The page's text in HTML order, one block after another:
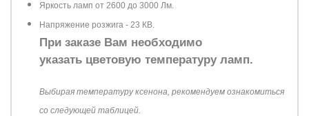
Яркость ламп от 2600 до 3000 Лм.
Напряжение розжига - 23 КВ.
При заказе Вам необходимо
указать цветовую температуру ламп.
Выбирая температуру ксенона, рекомендуем ознакомиться
со следующей таблицей.